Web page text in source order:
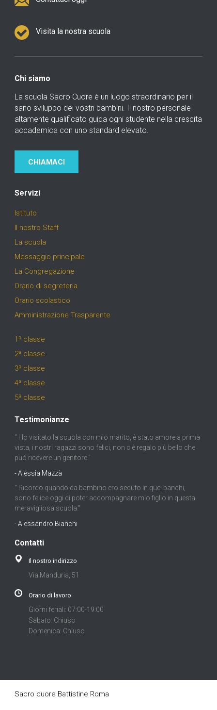
Visita la nostra scuola
Chi siamo
La scuola Sacro Cuore è un luogo straordinario per il
sano sviluppo dei vostri bambini. Il nostro personale
altamente qualificato guida ogni studente nella crescita
accademica con uno standard elevato.
CHIAMACI
Servizi
Istituto
Il nostro Staff
La scuola
Messaggio principale
La Congregazione
Orario di segreteria
Orario scolastico
Amministrazione Trasparente
1ª classe
2ª classe
3ª classe
4ª classe
5ª classe
Testimonianze
" Ho visitato la scuola con mio marito, è stato amore a prima
vista, i nostri ragazzi sono felici, non c'è regalo più bello che
può ricevere un genitore."
- Alessia Mazzà
" Ricordo quando da bambino ero seduto in quei banchi,
sono felice oggi di poter accompagnare mio figlio in questa
meravigliosa scuola."
- Alessandro Bianchi
Contatti
Il nostro indirizzo
Via Manduria, 51
Orario di lavoro
Giorni feriali: 07:00-19:00
Sabato: Chiuso
Domenica: Chiuso
Sacro cuore Battistine Roma